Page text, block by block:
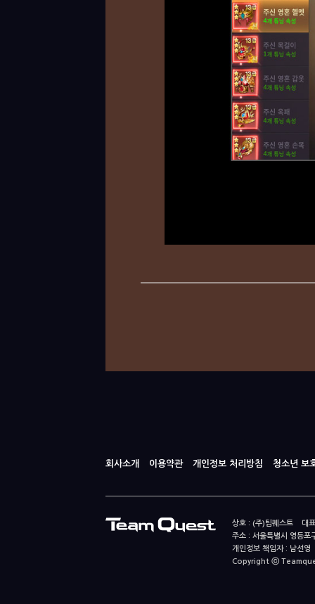
회사소개 이용약관 개인정보 처리방침 청소년 보
상호 : (주)팀퀘스트 대
주소 : 서울특별시 영등
개인정보 책임자 : 남
Copyright ⓒ